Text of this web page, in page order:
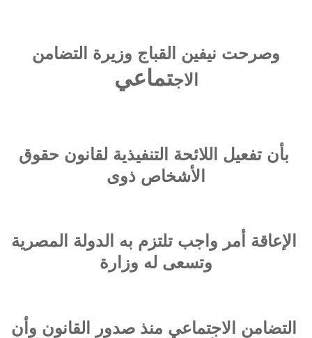
وصرحت نيفين القباج وزيرة التضامن
الاجتماعي
بأن تفعيل اللائحة التنفيذية لقانون حقوق
الأشخاص ذوى
الإعاقة أمر واجب تلتزم به الدولة المصرية
وتسعى له وزارة
التضامن الاجتماعي منذ صدور القانون وأن